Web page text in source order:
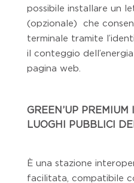
possibile installare un
(opzionale) che
terminale tramite
il conteggio
pagina web.
GREEN’UP
LUOGHI PUBBLICI
È una stazione
facilitata, compatibile